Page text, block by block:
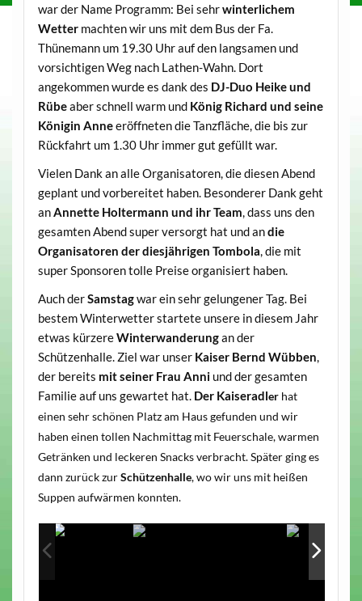
war der Name Programm: Bei sehrwinterlichem
Wettermachten wir uns mit dem Bus der Fa.
Thünemann um 19.30 Uhr auf den langsamen und
vorsichtigen Weg nach Lathen-Wahn. Dort
angekommen wurde es dank des DJ-Duo Heike und
Rübeaber schnell warm und König Richard und seine
Königin Anneeröffneten die Tanzfläche, die bis zur
Rückfahrt um 1.30 Uhr immer gut gefüllt war.
Vielen Dank an alle Organisatoren, die diesen Abend
geplant und vorbereitet haben. Besonderer Dank geht
anAnnette Holtermann und ihr Team, dass uns den
gesamten Abend super versorgt hat und andie
Organisatoren der diesjährigen Tombola, die mit
super Sponsoren tolle Preise organisiert haben.
Auch derSamstagwar ein sehr gelungener Tag. Bei
bestem Winterwetter startete unsere in diesem Jahr
etwas kürzereWinterwanderungan der
Schützenhalle. Ziel war unser Kaiser Bernd Wübben,
der bereits mit seiner Frau Anniund der gesamten
Familie auf uns gewartet hat. Der Kaiseradlerhat
einen sehr schönen Platz am Haus gefunden und wir
haben einen tollen Nachmittag mit Feuerschale, warmen
Getränken und leckeren Snacks verbracht. Später ging es
dann zurück zurSchützenhalle, wo wir uns mit heißen
Suppen aufwärmen konnten.